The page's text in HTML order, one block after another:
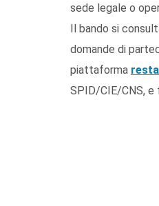
sede legale o
Il bando si
domande di
piattaforma
SPID/CIE/CNS,